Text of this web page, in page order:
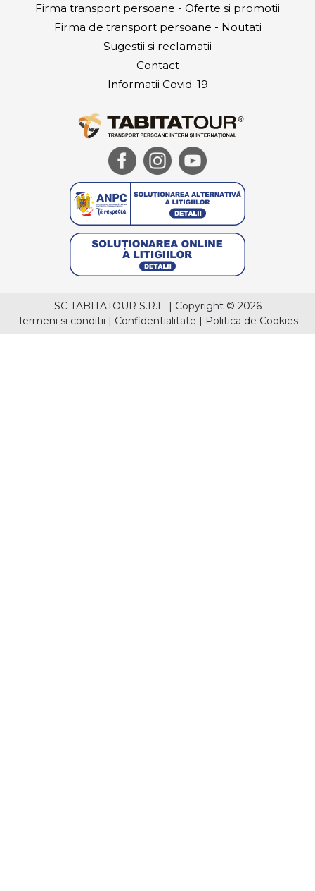
Firma transport persoane - Oferte si promotii
Firma de transport persoane - Noutati
Sugestii si reclamatii
Contact
Informatii Covid-19
SC TABITATOUR S.R.L. | Copyright © 2026
Termeni si conditii | Confidentialitate | Politica de Cookies